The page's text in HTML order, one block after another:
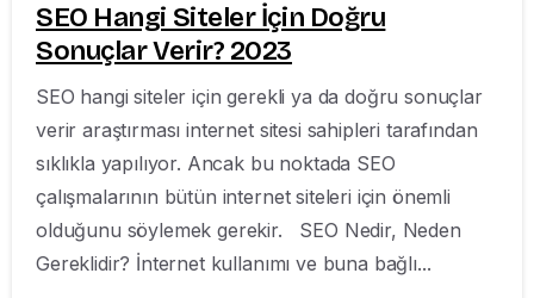
SEO Hangi Siteler İçin Doğru
Sonuçlar Verir? 2023
SEO hangi siteler için gerekli ya da doğru sonuçlar
verir araştırması internet sitesi sahipleri tarafından
sıklıkla yapılıyor. Ancak bu noktada SEO
çalışmalarının bütün internet siteleri için önemli
olduğunu söylemek gerekir. SEO Nedir, Neden
Gereklidir? İnternet kullanımı ve buna bağlı...